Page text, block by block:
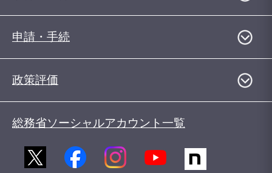
申請・手続
政策評価
総務省ソーシャルアカウント一覧